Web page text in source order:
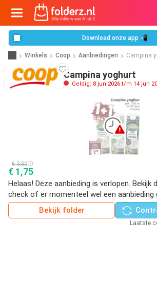
Download onze app 📲
Winkels Coop Aanbiedingen Campina
Campina yoghurt
Geldig: 8 jun 2026 t/m 14 jun
€ 3,50
€ 1,75
Helaas! Deze aanbieding is verlopen. Bekijk
check of er momenteel wel een aanbieding
Bekijk folder
Laatste